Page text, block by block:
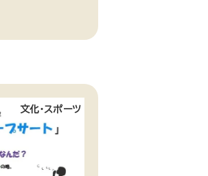
文化・スポーツ